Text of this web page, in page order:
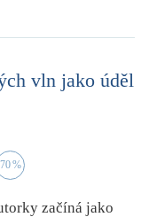
vln jako úděl
70%
začíná jako